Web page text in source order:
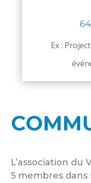
Ex :
L’association du
5 membres dans